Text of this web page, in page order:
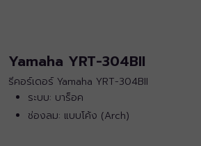
Yamaha YRT-304BII
รีคอร์เดอร์ Yamaha YRT-304BII
ระบบ: บาร็อค
ช่องลม: แบบโค้ง (Arch)